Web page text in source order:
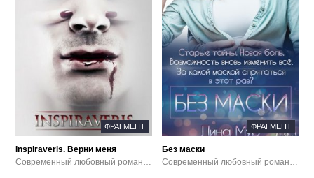
ФРАГМЕНТ
Inspiraveris. Верни меня
Современный любовный роман / Ужасы и мистика / Эротика / Аудиокниги
ФРАГМЕНТ
Без маски
Современный любовный роман / Аудиокниги